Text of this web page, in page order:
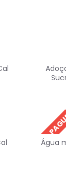
LEVE +
Água